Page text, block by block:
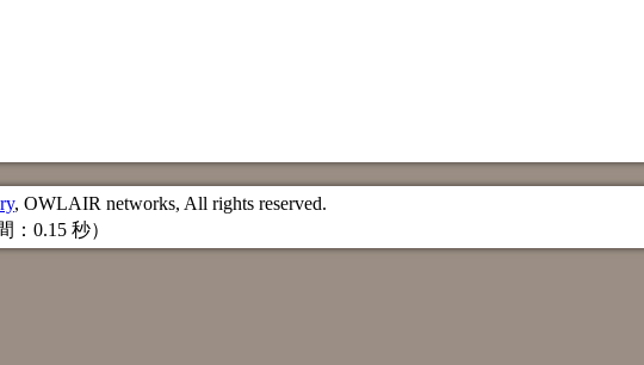
, OWLAIR networks, All rights reserved.
：0.15 秒）